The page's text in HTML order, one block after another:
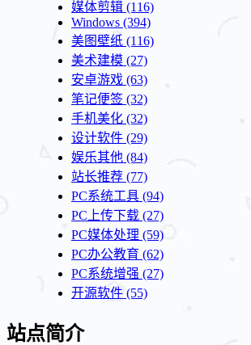
媒体剪辑 (116)
Windows (394)
美图壁纸 (116)
美术建模 (27)
安卓游戏 (63)
笔记便签 (32)
手机美化 (32)
设计软件 (29)
娱乐其他 (84)
站长推荐 (77)
PC系统工具 (94)
PC上传下载 (27)
PC媒体处理 (59)
PC办公教育 (62)
PC系统增强 (27)
开源软件 (55)
站点简介